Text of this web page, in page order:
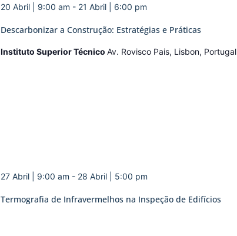
Descarbonizar a Construção: Estratégias e Práticas
20 Abril | 9:00 am - 21 Abril | 6:00 pm
Instituto Superior Técnico Av. Rovisco Pais, Lisbon, Portugal
Termografia de Infravermelhos na Inspeção de Edifícios
27 Abril | 9:00 am - 28 Abril | 5:00 pm